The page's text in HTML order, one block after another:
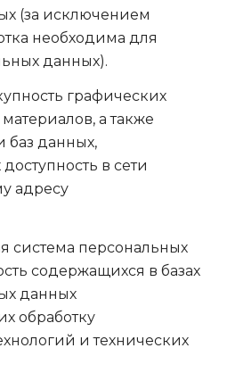
(за исключением
необходима для
данных).
графических
а также
данных,
в сети
адресу
система персональных
содержащихся в базах
данных
обработку
и технических